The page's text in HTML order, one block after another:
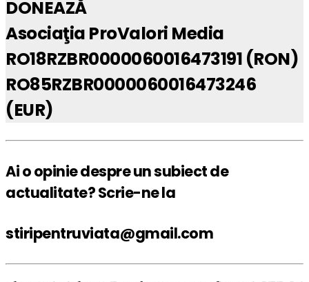
DONEAZĂ
Asociaţia ProValori Media
RO18RZBR0000060016473191 (RON)
RO85RZBR0000060016473246
(EUR)
Ai o opinie despre un subiect de
actualitate? Scrie-ne la
stiripentruviata@gmail.com